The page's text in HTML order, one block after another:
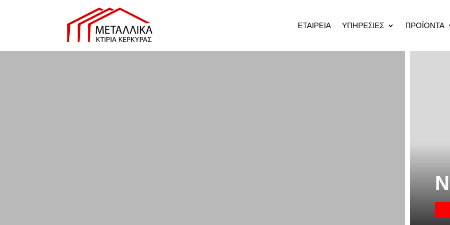
ΕΤΑΙΡΕΙΑ ΥΠΗΡΕΣΙΕΣ ΠΡΟΪΟΝΤΑ